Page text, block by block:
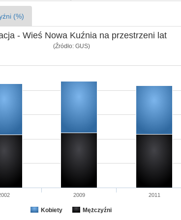
(%)
- Wieś Nowa Kuźnia na przestrzeni lat
(Źródło: GUS)
Kobiety Mężczyźni
2009 2011